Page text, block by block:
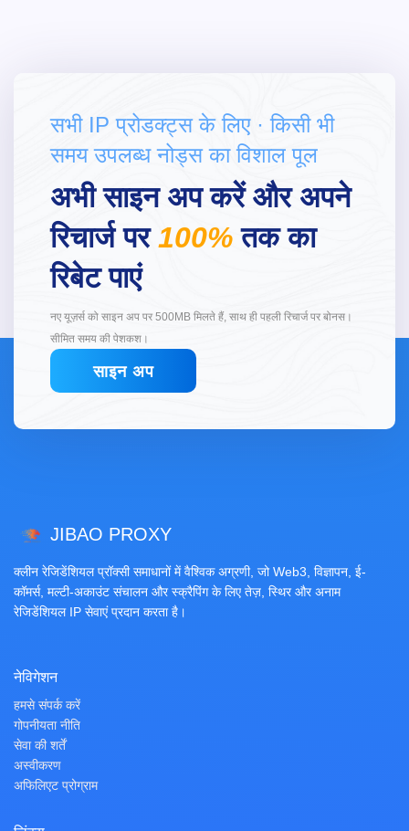
सभी IP प्रोडक्ट्स के लिए · किसी भी
समय उपलब्ध नोड्स का विशाल पूल
अभी साइन अप करें और अपने
रिचार्ज पर100% तक का
रिबेट पाएं
नए यूज़र्स को साइन अप पर 500MB मिलते हैं, साथ ही पहली रिचार्ज पर बोनस।
सीमित समय की पेशकश।
साइन अप
JIBAO PROXY
क्लीन रेजिडेंशियल प्रॉक्सी समाधानों में वैश्विक अग्रणी, जो Web3, विज्ञापन, ई-
कॉमर्स, मल्टी-अकाउंट संचालन और स्क्रैपिंग के लिए तेज़, स्थिर और अनाम
रेजिडेंशियल IP सेवाएं प्रदान करता है।
नेविगेशन
हमसे संपर्क करें
गोपनीयता नीति
सेवा की शर्तें
अस्वीकरण
अफिलिएट प्रोग्राम